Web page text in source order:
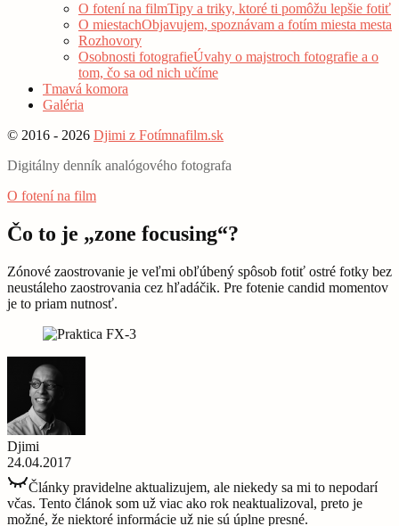
menu O fotení na filmTipy a triky, ktoré ti pomôžu lepšie fotiť
O miestachObjavujem, spoznávam a fotím miesta mesta
Rozhovory
Osobnosti fotografieÚvahy o majstroch fotografie a o
tom, čo sa od nich učíme
Tmavá komora
Galéria
© 2016 - 2026 Djimi z Fotímnafilm.sk
Digitálny denník analógového fotografa
O fotení na film
Čo to je „zone focusing“?
Zónové zaostrovanie je veľmi obľúbený spôsob fotiť ostré fotky bez
neustáleho zaostrovania cez hľadáčik. Pre fotenie candid momentov
je to priam nutnosť.
Djimi
24.04.2017
Články pravidelne aktualizujem, ale niekedy sa mi to nepodarí
včas. Tento článok som už viac ako rok neaktualizoval, preto je
možné, že niektoré informácie už nie sú úplne presné.